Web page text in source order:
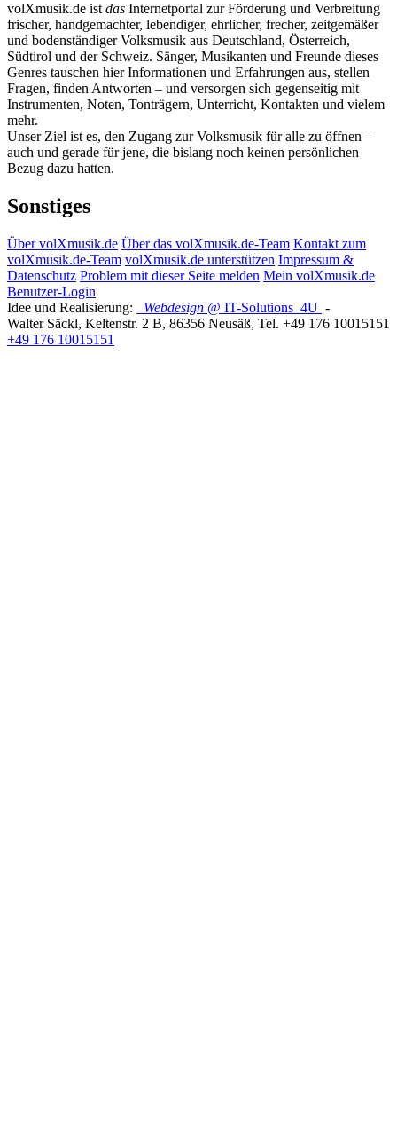
volXmusik.de ist das Internetportal zur Förderung und Verbreitung
frischer, handgemachter, lebendiger, ehrlicher, frecher, zeitgemäßer
und bodenständiger Volksmusik aus Deutschland, Österreich,
Südtirol und der Schweiz. Sänger, Musikanten und Freunde dieses
Genres tauschen hier Informationen und Erfahrungen aus, stellen
Fragen, finden Antworten – und versorgen sich gegenseitig mit
Instrumenten, Noten, Tonträgern, Unterricht, Kontakten und vielem
mehr.
Unser Ziel ist es, den Zugang zur Volksmusik für alle zu öffnen –
auch und gerade für jene, die bislang noch keinen persönlichen
Bezug dazu hatten.
Sonstiges
Über volXmusik.de Über das volXmusik.de-Team Kontakt zum
volXmusik.de-Team volXmusik.de unterstützen Impressum &
Datenschutz Problem mit dieser Seite melden Mein volXmusik.de
Benutzer-Login
Idee und Realisierung:
Webdesign @ IT-Solutions 4U -
Walter Säckl, Keltenstr. 2 B, 86356 Neusäß, Tel. +49 176 10015151
+49 176 10015151